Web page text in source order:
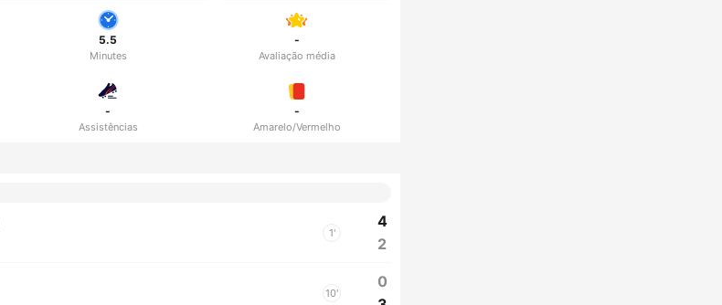
5.5
Minutes
-
Avaliação média
-
Assistências
-
Amarelo/Vermelho
1'
4
2
10'
0